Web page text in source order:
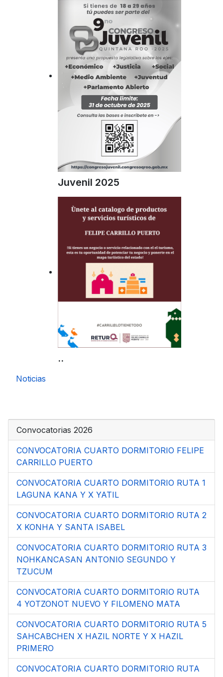
Juvenil 2025
..
Noticias
Convocatorias 2026
CONVOCATORIA CUARTO DORMITORIO FELIPE
CARRILLO PUERTO
CONVOCATORIA CUARTO DORMITORIO RUTA 1
LAGUNA KANA Y X YATIL
CONVOCATORIA CUARTO DORMITORIO RUTA 2
X KONHA Y SANTA ISABEL
CONVOCATORIA CUARTO DORMITORIO RUTA 3
NOHKANCASAN ANTONIO SEGUNDO Y
TZUCUM
CONVOCATORIA CUARTO DORMITORIO RUTA
4 YOTZONOT NUEVO Y FILOMENO MATA
CONVOCATORIA CUARTO DORMITORIO RUTA 5
SAHCABCHEN X HAZIL NORTE Y X HAZIL
PRIMERO
CONVOCATORIA CUARTO DORMITORIO RUTA